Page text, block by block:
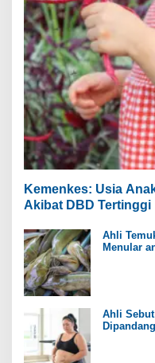
Kemenkes: Usia
Akibat DBD Tertinggi
Ahli
Menular
Ahli